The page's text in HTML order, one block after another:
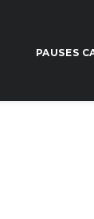
PAUSES